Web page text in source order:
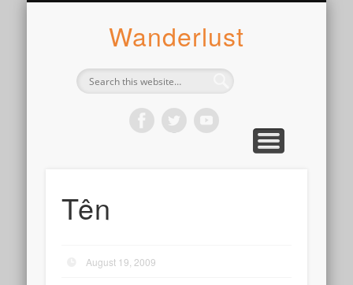
Wanderlust
ABOUT SYLVIE
WRITE
READ
WANDER
WEAR
COOK
PHOTOGRAPH
Tên
August 19, 2009